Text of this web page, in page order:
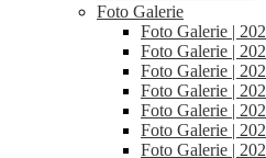
Foto Galerie
Foto Galerie |
Foto Galerie |
Foto Galerie |
Foto Galerie |
Foto Galerie |
Foto Galerie |
Foto Galerie |